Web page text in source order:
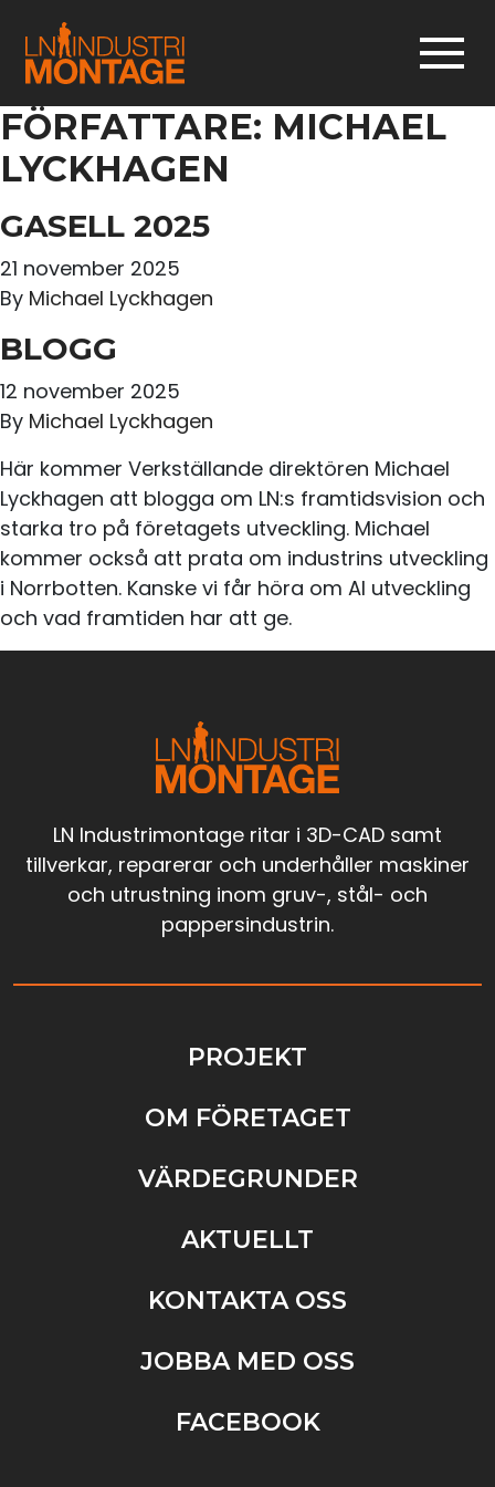
FÖRFATTARE: MICHAEL
LYCKHAGEN
GASELL 2025
21 november 2025
By Michael Lyckhagen
BLOGG
12 november 2025
By Michael Lyckhagen
Här kommer Verkställande direktören Michael
Lyckhagen att blogga om LN:s framtidsvision och
starka tro på företagets utveckling. Michael
kommer också att prata om industrins utveckling
i Norrbotten. Kanske vi får höra om AI utveckling
och vad framtiden har att ge.
LN Industrimontage ritar i 3D-CAD samt
tillverkar, reparerar och underhåller maskiner
och utrustning inom gruv-, stål- och
pappersindustrin.
PROJEKT
OM FÖRETAGET
VÄRDEGRUNDER
AKTUELLT
KONTAKTA OSS
JOBBA MED OSS
FACEBOOK